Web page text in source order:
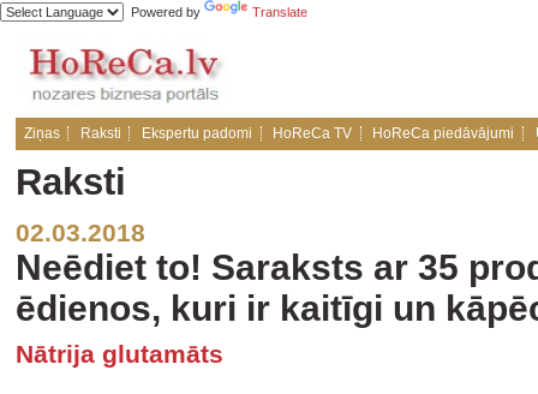
Powered by Translate
Ziņas Raksti Ekspertu padomi HoReCa TV HoReCa piedāvājumi
Raksti
02.03.2018
Neēdiet to! Saraksts ar 35
ēdienos, kuri ir kaitīgi un
Nātrija glutamāts